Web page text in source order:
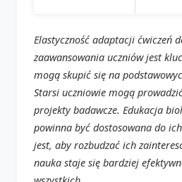
Elastyczność adaptacji ćwiczeń
zaawansowania uczniów jest
mogą skupić się na
Starsi uczniowie mogą
projekty badawcze. Edukacja
powinna być dostosowana do
jest, aby rozbudzać ich
nauka staje się bardziej